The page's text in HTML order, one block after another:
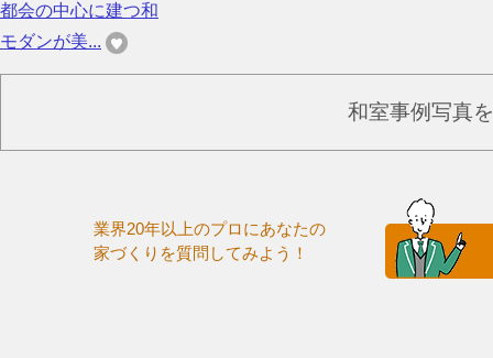
都会の中心に建つ和
モダンが美...
和室事例写真
業界20年以上のプロにあなたの
家づくりを質問してみよう！